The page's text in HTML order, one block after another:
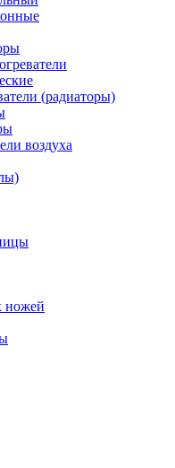
(радиаторы)
воздуха
ножей